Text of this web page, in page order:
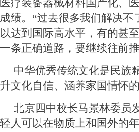
医疗装备器械材料国产化、
成绩。“过去很多我们解决
以达到国际高水平，有的甚
一条正确道路，要继续往前
中华优秀传统文化是民族
升文化自信、涵养家国情怀的
北京四中校长马景林委员
轻人可以在物质上和国外的